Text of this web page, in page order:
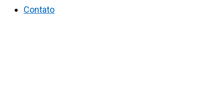
Contato